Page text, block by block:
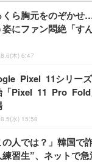
くら胸元をのぞかせ
姿にファン悶絶「す
木) 6:47
Pixel 11シリーズ
「Pixel 11 Pro Fold
水) 15:58
の人では？」韓国で
練習生”、ネットで